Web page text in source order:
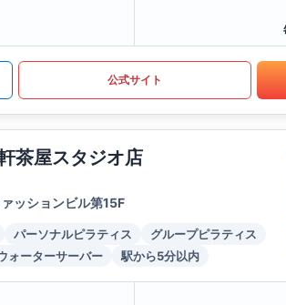
公式サイト
茶屋スタジオ店
ッションビル第15F
パーソナルピラティス
グループピラティス
ォーターサーバー 駅から5分以内